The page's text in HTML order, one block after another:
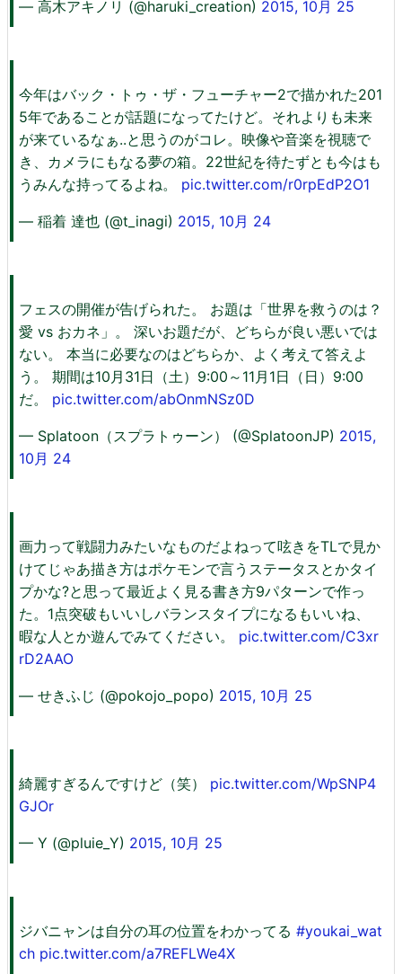
— 高木アキノリ (@haruki_creation) 2015, 10月 25
今年はバック・トゥ・ザ・フューチャー2で描かれた201
5年であることが話題になってたけど。それよりも未来
が来ているなぁ..と思うのがコレ。映像や音楽を視聴で
き、カメラにもなる夢の箱。22世紀を待たずとも今はも
うみんな持ってるよね。 pic.twitter.com/r0rpEdP2O1
— 稲着 達也 (@t_inagi) 2015, 10月 24
フェスの開催が告げられた。 お題は「世界を救うのは？
愛 vs おカネ」。 深いお題だが、どちらが良い悪いでは
ない。 本当に必要なのはどちらか、よく考えて答えよ
う。 期間は10月31日（土）9:00～11月1日（日）9:00
だ。 pic.twitter.com/abOnmNSz0D
— Splatoon（スプラトゥーン） (@SplatoonJP) 2015,
10月 24
画力って戦闘力みたいなものだよねって呟きをTLで見か
けてじゃあ描き方はポケモンで言うステータスとかタイ
プかな?と思って最近よく見る書き方9パターンで作っ
た。1点突破もいいしバランスタイプになるもいいね、
暇な人とか遊んでみてください。 pic.twitter.com/C3xr
rD2AAO
— せきふじ (@pokojo_popo) 2015, 10月 25
綺麗すぎるんですけど（笑） pic.twitter.com/WpSNP4
GJOr
— Y (@pluie_Y) 2015, 10月 25
ジバニャンは自分の耳の位置をわかってる #youkai_wat
ch pic.twitter.com/a7REFLWe4X